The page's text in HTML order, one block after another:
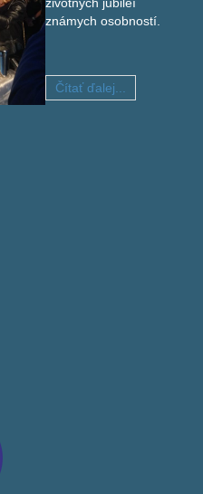
známych osobností.
Čítať ďalej...